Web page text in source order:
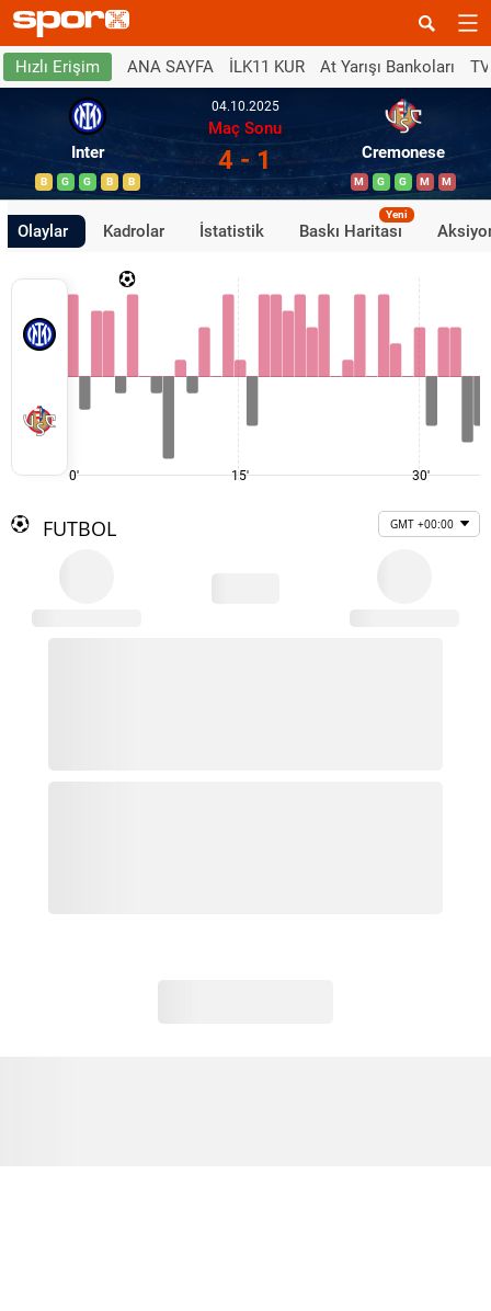
Hızlı Erişim ANA SAYFA İLK11 KUR At Yarışı Bankoları
Inter
B G G B B
04.10.2025
Maç Sonu
4 - 1 Cremonese
M G G M M
Olaylar Kadrolar İstatistik Baskı Haritası
Yeni
0' 15' 30'
FUTBOL GMT +00:00